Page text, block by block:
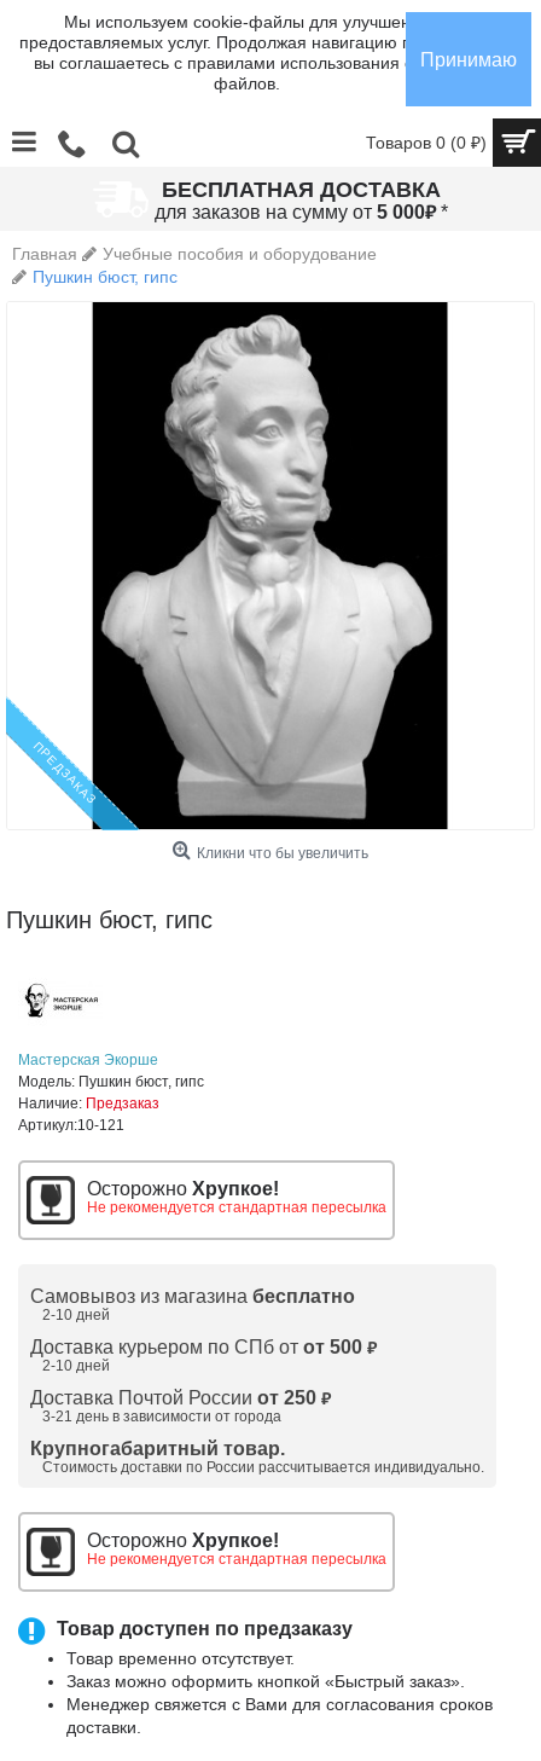
Мы используем cookie-файлы для улучшения
предоставляемых услуг. Продолжая навигацию по сайту,
вы соглашаетесь с правилами использования cookie-
файлов.
Принимаю
Товаров 0 (0 ₽)
БЕСПЛАТНАЯ ДОСТАВКА
для заказов на сумму от 5 000₽*
Главная
Учебные пособия и оборудование
Пушкин бюст, гипс
ПРЕДЗАКАЗ
Кликни что бы увеличить
Пушкин бюст, гипс
Мастерская Экорше
Модель: Пушкин бюст, гипс
Наличие: Предзаказ
Артикул:10-121
Осторожно Хрупкое!
Не рекомендуется стандартная пересылка
Самовывоз из магазина бесплатно
2-10 дней
Доставка курьером по СПб от от 500 ₽
2-10 дней
Доставка Почтой России от 250 ₽
3-21 день в зависимости от города
Крупногабаритный товар.
Стоимость доставки по России рассчитывается индивидуально.
Осторожно Хрупкое!
Не рекомендуется стандартная пересылка
Товар доступен по предзаказу
Товар временно отсутствует.
Заказ можно оформить кнопкой «Быстрый заказ».
Менеджер свяжется с Вами для согласования сроков
доставки.